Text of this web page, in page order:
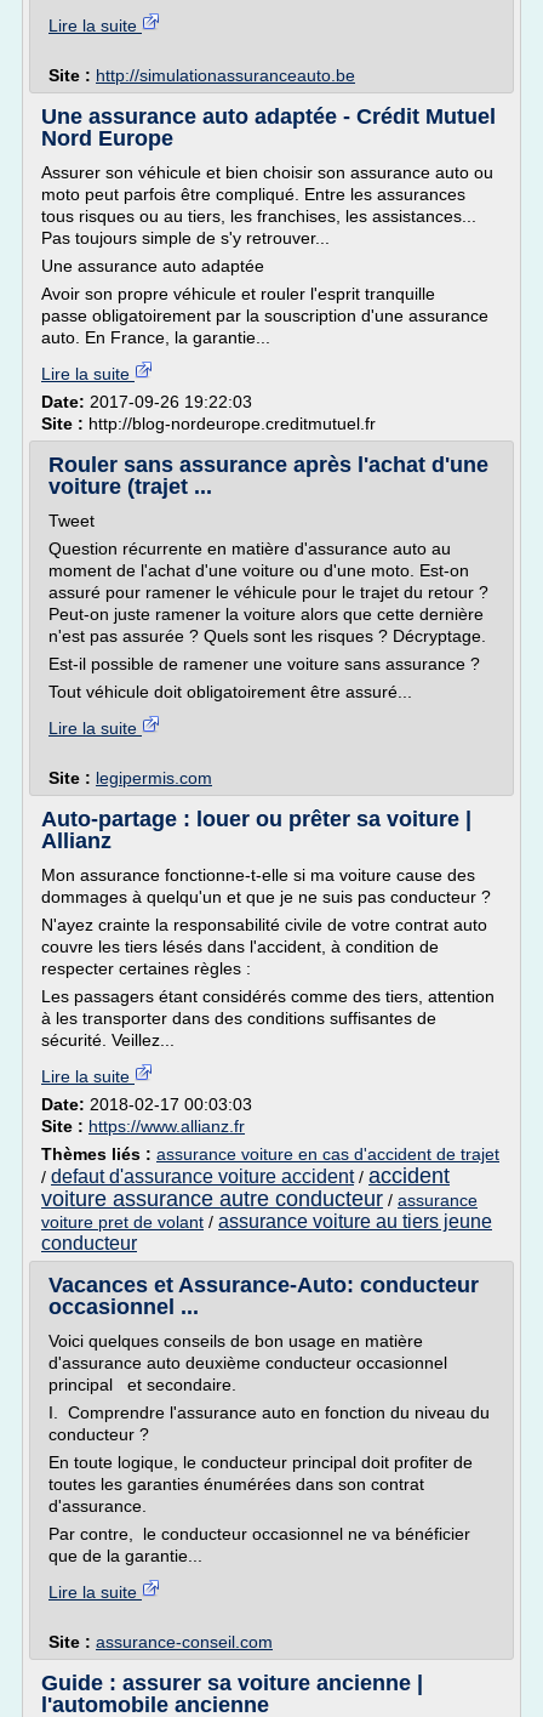
Lire la suite
Site : http://simulationassuranceauto.be
Une assurance auto adaptée - Crédit Mutuel
Nord Europe
Assurer son véhicule et bien choisir son assurance auto ou
moto peut parfois être compliqué. Entre les assurances
tous risques ou au tiers, les franchises, les assistances...
Pas toujours simple de s'y retrouver...
Une assurance auto adaptée
Avoir son propre véhicule et rouler l'esprit tranquille
passe obligatoirement par la souscription d'une assurance
auto. En France, la garantie...
Lire la suite
Date: 2017-09-26 19:22:03
Site : http://blog-nordeurope.creditmutuel.fr
Rouler sans assurance après l'achat d'une
voiture (trajet ...
Tweet
Question récurrente en matière d'assurance auto au
moment de l'achat d'une voiture ou d'une moto. Est-on
assuré pour ramener le véhicule pour le trajet du retour ?
Peut-on juste ramener la voiture alors que cette dernière
n'est pas assurée ? Quels sont les risques ? Décryptage.
Est-il possible de ramener une voiture sans assurance ?
Tout véhicule doit obligatoirement être assuré...
Lire la suite
Site : legipermis.com
Auto-partage : louer ou prêter sa voiture |
Allianz
Mon assurance fonctionne-t-elle si ma voiture cause des
dommages à quelqu'un et que je ne suis pas conducteur ?
N'ayez crainte la responsabilité civile de votre contrat auto
couvre les tiers lésés dans l'accident, à condition de
respecter certaines règles :
Les passagers étant considérés comme des tiers, attention
à les transporter dans des conditions suffisantes de
sécurité. Veillez...
Lire la suite
Date: 2018-02-17 00:03:03
Site : https://www.allianz.fr
Thèmes liés : assurance voiture en cas d'accident de trajet
/ defaut d'assurance voiture accident/ accident
voiture assurance autre conducteur / assurance
voiture pret de volant / assurance voiture au tiers jeune
conducteur
Vacances et Assurance-Auto: conducteur
occasionnel ...
Voici quelques conseils de bon usage en matière
d'assurance auto deuxième conducteur occasionnel
principal et secondaire.
I. Comprendre l'assurance auto en fonction du niveau du
conducteur ?
En toute logique, le conducteur principal doit profiter de
toutes les garanties énumérées dans son contrat
d'assurance.
Par contre, le conducteur occasionnel ne va bénéficier
que de la garantie...
Lire la suite
Site : assurance-conseil.com
Guide : assurer sa voiture ancienne |
l'automobile ancienne